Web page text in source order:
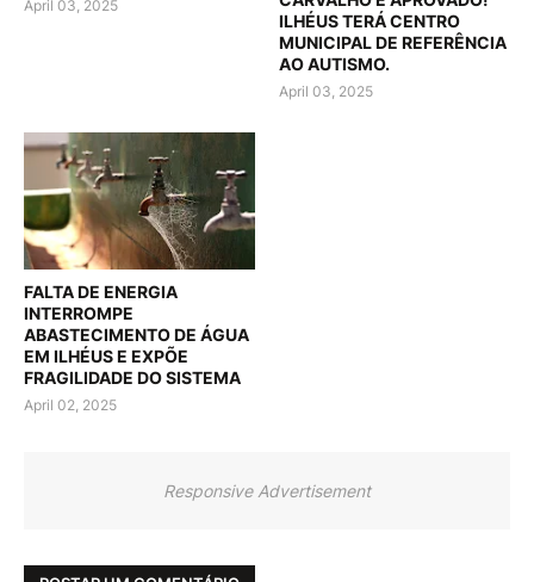
April 03, 2025
ILHÉUS TERÁ CENTRO
MUNICIPAL DE REFERÊNCIA
AO AUTISMO.
April 03, 2025
FALTA DE ENERGIA
INTERROMPE
ABASTECIMENTO DE ÁGUA
EM ILHÉUS E EXPÕE
FRAGILIDADE DO SISTEMA
April 02, 2025
Responsive Advertisement